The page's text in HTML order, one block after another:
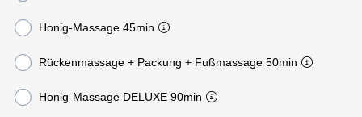
Honig-Massage 45min
Rückenmassage + Packung + Fußmassage 50min
Honig-Massage DELUXE 90min